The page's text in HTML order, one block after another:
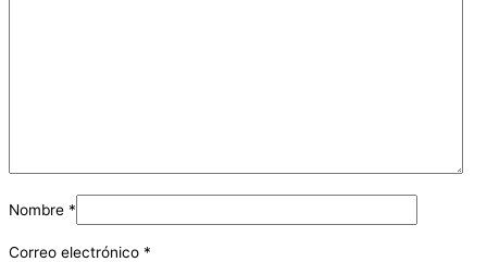
Nombre *
Correo electrónico *